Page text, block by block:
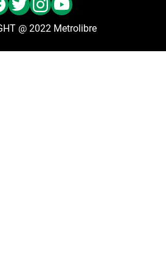
@ 2022 Metrolibre